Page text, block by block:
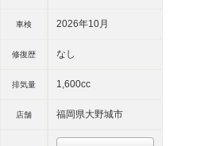
車検
修復歴
排気量
店舗
2026年10月
なし
1,600cc
福岡県大野城市